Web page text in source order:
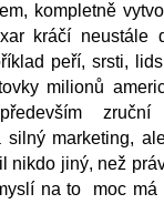
kompletně
kráčí neustále
peří, srsti,
milionů
zruční
silný marketing,
nikdo jiný, než
na to moc má